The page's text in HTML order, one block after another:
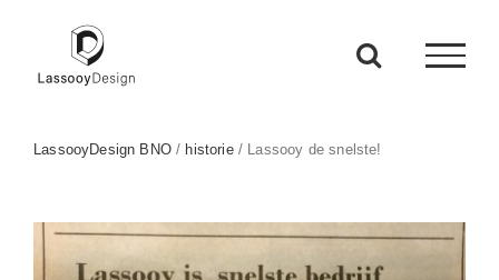
inhoud
LassooyDesign BNO/ historie/ Lassooy de snelste!
Bekijk
grotere